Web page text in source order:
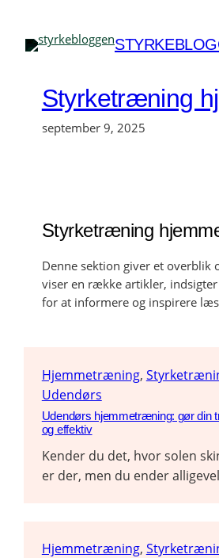
indhold
Styrketræning
september 9, 2025
Styrketræning
Denne sektion giver et overblik
viser en række artikler,
for at informere og inspirere
Hjemmetræning,
Udendørs
Udendørs hjemmetræning: gør din
og effektiv
Kender du det, hvor solen
er der, men du ender
Hjemmetræning,